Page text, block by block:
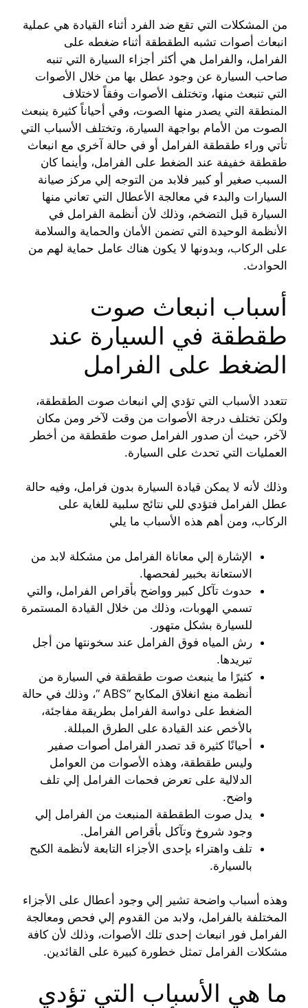
من المشكلات التي تقع ضد الفرد أثناء القيادة هي عملية
انبعاث أصوات تشبه الطقطقة أثناء ضغطه على
الفرامل، والفرامل هي أكثر أجزاء السيارة التي تنبه
صاحب السيارة عن وجود عطل بها من خلال الأصوات
التي تنبعث منها، وتختلف الأصوات وفقاً لاختلاف
المنطقة التي يصدر منها الصوت، وفي أحياناً كثيرة ينبعث
الصوت من الأمام بواجهة السيارة، وتختلف الأسباب التي
تأتي وراء طقطقة الفرامل أو في حالة آخري مع انبعاث
طقطقة خفيفة عند الضغط على الفرامل، وأينما كان
السبب صغير أو كبير فلابد من التوجه إلي مركز صيانة
السيارات والبدء في معالجة الأعطال التي تعاني منها
السيارة قبل التضخم، وذلك لأن أنظمة الفرامل في
الأنظمة الوحيدة التي تضمن الأمان والحماية والسلامة
على الركاب، وبدونها لا يكون هناك عامل حماية لهم من
الحوادث.
أسباب انبعاث صوت
طقطقة في السيارة عند
الضغط على الفرامل
تتعدد الأسباب التي تؤدي إلي انبعاث صوت الطقطقة،
ولكن تختلف درجة الأصوات من وقت لآخر ومن مكان
لآخر، حيث أن صدور الفرامل صوت طقطقة من أخطر
العمليات التي تحدث على السيارة.
وذلك لأنه لا يمكن قيادة السيارة بدون فرامل، وفيه حالة
عطل الفرامل فتؤدي للي نتائج سلبية للغاية على
الركاب، ومن أهم هذه الأسباب ما يلي
الإشارة إلي معاناة الفرامل من مشكلة لابد من
الاستعانة بخبير لفحصها.
حدوث تآكل كبير وواضح بأقراص الفرامل، والتي
تسمي الهوبات، وذلك من خلال القيادة المستمرة
للسيارة بشكل متهور.
رش المياه فوق الفرامل عند سخونتها من أجل
تبريدها.
كثيرًا ما ينبعث صوت طقطقة في السيارة من
أنظمة منع انغلاق المكابح “ABS “، وذلك في حالة
الضغط على دواسة الفرامل بطريقة مفاجئة،
بالأخص عند القيادة على الطرق المبللة.
أحيانًا كثيرة قد تصدر الفرامل أصوات صفير
وليس طقطقة، وهذه الأصوات من العوامل
الدلالية على تعرض فحمات الفرامل إلي تلف
واضح.
يدل صوت الطقطقة المنبعث من الفرامل إلي
وجود شروخ وتآكل بأقراص الفرامل.
تلف واهتراء بإحدى الأجزاء التابعة لأنظمة الكبح
بالسيارة.
وهذه أسباب واضحة تشير إلي وجود أعطال على الأجزاء
المختلفة بالفرامل، ولابد من القدوم إلي فحص ومعالجة
الفرامل فور انبعاث إحدى تلك الأصوات، وذلك لأن كافة
مشكلات الفرامل تمثل خطورة كبيرة على القائدين.
ما هي الأسباب التي تؤدي